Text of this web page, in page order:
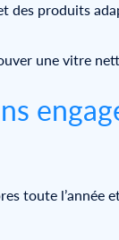
produits
une vitre
toute l’année